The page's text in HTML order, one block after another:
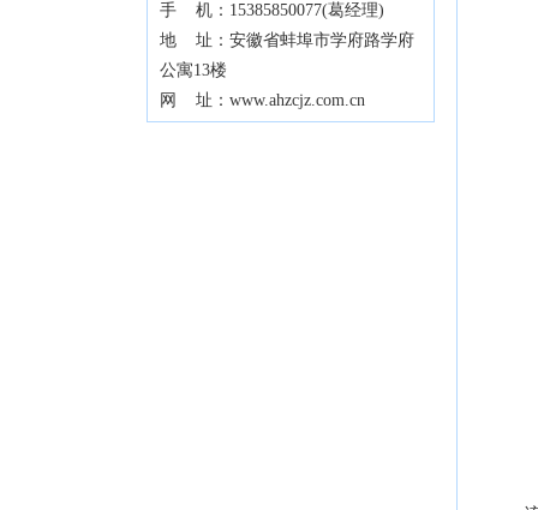
手 机：15385850077(葛经理)
地 址：安徽省蚌埠市学府路学府
公寓13楼
网 址：www.ahzcjz.com.cn